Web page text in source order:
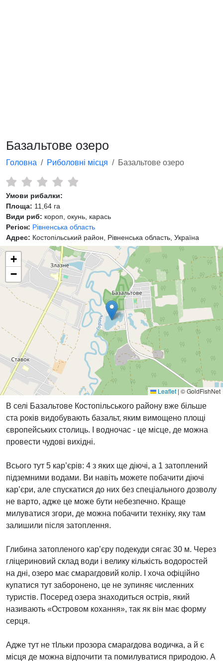
Базальтове озеро
Головна Риболовні місця Базальтове озеро
Умови рибалки:
Площа: 11,64 га
Види риб: короп, окунь, карась
Регіон: Рівненська область
Адрес: Костопільський район, Рівненська область, Україна
+
−
Leaflet | © GoldFishNet
В селі Базальтове Костопільського району вже більше
ста років видобувають базальт, яким вимощено площі
європейських столиць. І водночас - це місце, де можна
провести чудові вихідні.
Всього тут 5 кар’єрів: 4 з яких ще діючі, а 1 затоплений
підземними водами. Ви навіть можете побачити діючі
кар’єри, але спускатися до них без спеціального дозволу
не варто, адже це може бути небезпечно. Краще
милуватися згори, де можна побачити техніку, яку там
залишили після затоплення.
Глибина затопленого кар’єру подекуди сягає 30 м. Через
гліцериновий склад води і велику кількість водоростей
на дні, озеро має смарагдовий колір. І хоча офіційно
купатися тут заборонено, це не зупиняє численних
туристів. Посеред озера знаходиться острів, який
називають «Островом кохання», так як він має форму
серця.
Адже тут не тІльки прозора смарагдова водичка, а й є
місця де можна відпочити та помилуватися природою. А